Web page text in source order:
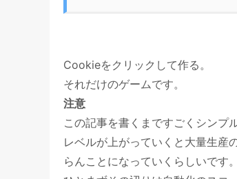
Cookieをクリックして作る。
それだけのゲームです。
注意
この記事を書くまですごくシンプ
レベルが上がっていくと大量生産
らんことになっていくらしいです。